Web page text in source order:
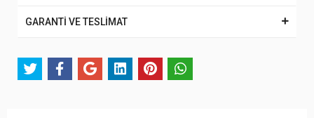
GARANTİ VE TESLİMAT